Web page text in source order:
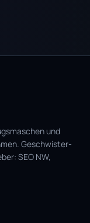
und
Geschwister-
SEO NW,